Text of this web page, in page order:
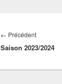
← Précédent
Saison 2023/2024